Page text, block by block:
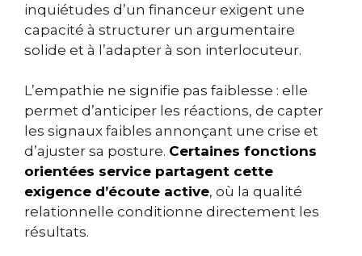
inquiétudes d’un financeur exigent une
capacité à structurer un argumentaire
solide et à l’adapter à son interlocuteur.
L’empathie ne signifie pas faiblesse : elle
permet d’anticiper les réactions, de capter
les signaux faibles annonçant une crise et
d’ajuster sa posture. Certaines fonctions
orientées service partagent cette
exigence d’écoute active, où la qualité
relationnelle conditionne directement les
résultats.